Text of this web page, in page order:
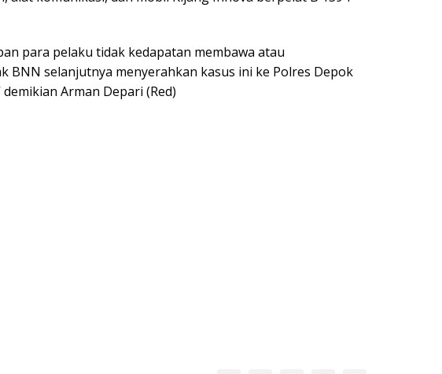
para pelaku tidak kedapatan membawa atau
BNN selanjutnya menyerahkan kasus ini ke Polres Depok
Arman Depari (Red)